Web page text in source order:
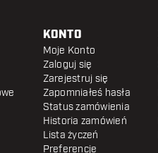
KONTO
Moje Konto
Zaloguj się
Zarejestruj się
Zapomniałeś hasła
Status zamówienia
Historia zamówień
Lista życzeń
Preferencje